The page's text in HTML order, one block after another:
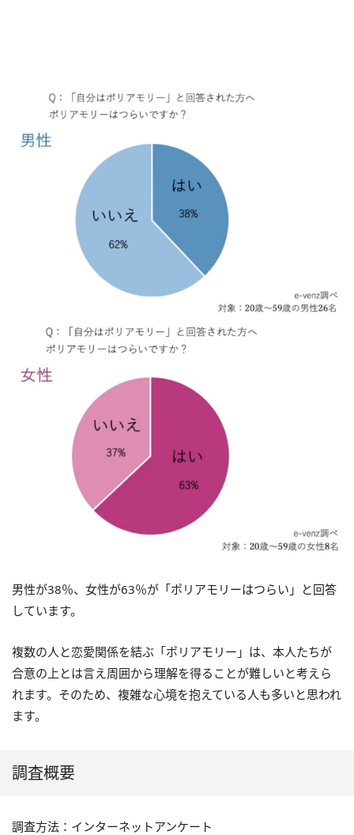
男性が38％、女性が63％が「ポリアモリーはつらい」と回答
しています。
複数の人と恋愛関係を結ぶ「ポリアモリー」は、本人たちが
合意の上とは言え周囲から理解を得ることが難しいと考えら
れます。そのため、複雑な心境を抱えている人も多いと思われ
ます。
調査概要
調査方法：インターネットアンケート